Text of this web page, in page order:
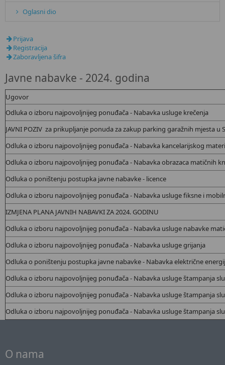
Oglasni dio
Prijava
Registracija
Zaboravljena šifra
Javne nabavke - 2024. godina
Ugovor
Odluka o izboru najpovoljnijeg ponuđača - Nabavka usluge krečenja
JAVNI POZIV za prikupljanje ponuda za zakup parking garažnih mjesta u
Odluka o izboru najpovoljnijeg ponuđača - Nabavka kancelarijskog
Odluka o izboru najpovoljnijeg ponuđača - Nabavka obrazaca matičnih
Odluka o poništenju postupka javne nabavke - licence
Odluka o izboru najpovoljnijeg ponuđača - Nabavka usluge fiksne i
IZMJENA PLANA JAVNIH NABAVKI ZA 2024. GODINU
Odluka o izboru najpovoljnijeg ponuđača - Nabavka usluge nabavke
Odluka o izboru najpovoljnijeg ponuđača - Nabavka usluge grijanja
Odluka o poništenju postupka javne nabavke - Nabavka električne
Odluka o izboru najpovoljnijeg ponuđača - Nabavka usluge štampanja
Odluka o izboru najpovoljnijeg ponuđača - Nabavka usluge štampanja
Odluka o izboru najpovoljnijeg ponuđača - Nabavka usluge štampanja
O nama